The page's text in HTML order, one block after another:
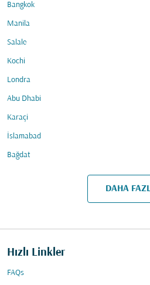
Bangkok
Manila
Salale
Kochi
Londra
Abu Dhabi
Karaçi
İslamabad
Bağdat
DAHA
Hızlı Linkler
FAQs